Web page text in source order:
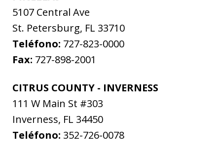
5107 Central Ave
St. Petersburg, FL 33710
Teléfono: 727-823-0000
Fax: 727-898-2001
CITRUS COUNTY - INVERNESS
111 W Main St #303
Inverness, FL 34450
Teléfono: 352-726-0078